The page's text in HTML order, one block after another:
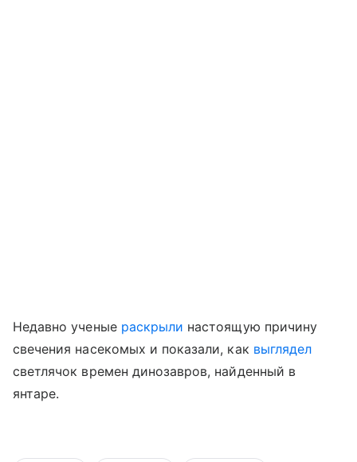
Недавно ученые раскрыли настоящую причину
свечения насекомых и показали, как выглядел
светлячок времен динозавров, найденный в
янтаре.